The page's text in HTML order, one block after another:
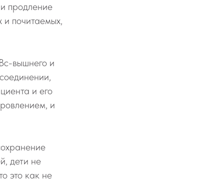
продление
почитаемых,
вышнего и
и его
и
дети не
это как не